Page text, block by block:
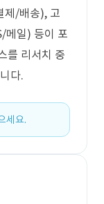
제/배송), 고
메일) 등이 포
를 리서치 중
다.
세요.